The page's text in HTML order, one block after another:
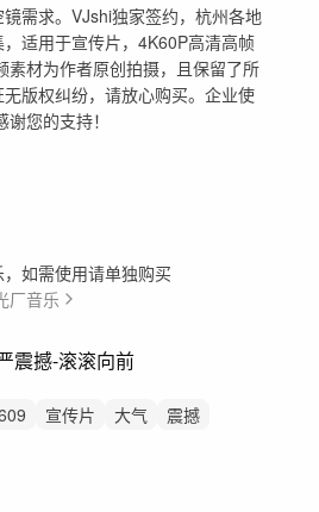
需求。VJshi独家签约，杭州各地
适用于宣传片，4K60P高清高帧
素材为作者原创拍摄，且保留了所
版权纠纷，请放心购买。企业使
您的支持！
如需使用请单独购买
厂音乐
震撼-滚滚向前
宣传片 大气
震撼